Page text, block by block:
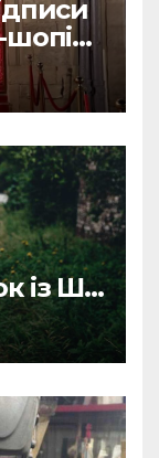
шопів
із ШІ-